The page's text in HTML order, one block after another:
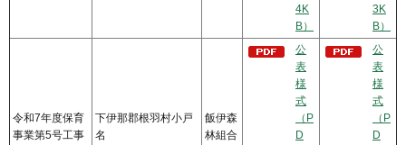
4K
B）
3K
B）
令和7年度保育
事業第5号工事
下伊那郡根羽村小戸
名
飯伊森
林組合
公
表
様
式
（P
D
公
表
様
式
（P
D